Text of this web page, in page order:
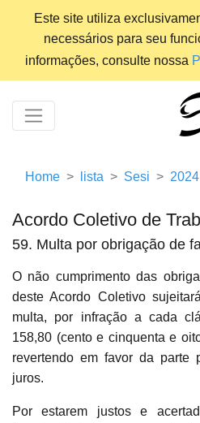
Este site utiliza
necessários para seu
informações, consulte nossa
Home lista Sesi 2024
Acordo Coletivo de
59. Multa por obrigação de
O não cumprimento das
deste Acordo Coletivo
multa, por infração a cada
158,80 (cento e cinquenta e
revertendo em favor da parte
juros.
Por estarem justos e